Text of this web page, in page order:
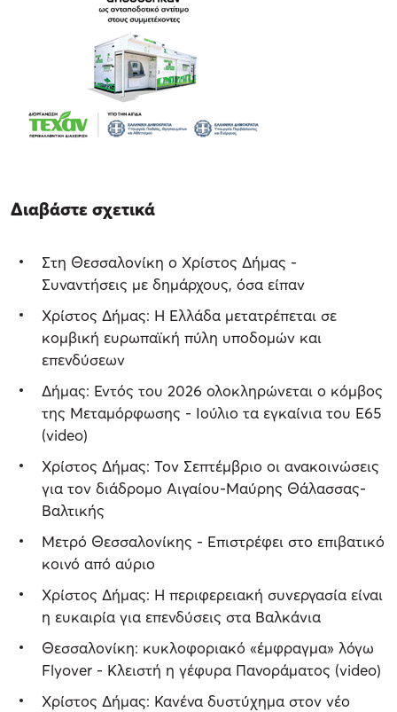
Διαβάστε σχετικά
Στη Θεσσαλονίκη ο Χρίστος Δήμας -
Συναντήσεις με δημάρχους, όσα είπαν
Χρίστος Δήμας: Η Ελλάδα μετατρέπεται σε
κομβική ευρωπαϊκή πύλη υποδομών και
επενδύσεων
Δήμας: Εντός του 2026 ολοκληρώνεται ο κόμβος
της Μεταμόρφωσης - Ιούλιο τα εγκαίνια του Ε65
(video)
Χρίστος Δήμας: Τον Σεπτέμβριο οι ανακοινώσεις
για τον διάδρομο Αιγαίου-Μαύρης Θάλασσας-
Βαλτικής
Μετρό Θεσσαλονίκης - Επιστρέφει στο επιβατικό
κοινό από αύριο
Χρίστος Δήμας: Η περιφερειακή συνεργασία είναι
η ευκαιρία για επενδύσεις στα Βαλκάνια
Θεσσαλονίκη: κυκλοφοριακό «έμφραγμα» λόγω
Flyover - Κλειστή η γέφυρα Πανοράματος (video)
Χρίστος Δήμας: Κανένα δυστύχημα στον νέο